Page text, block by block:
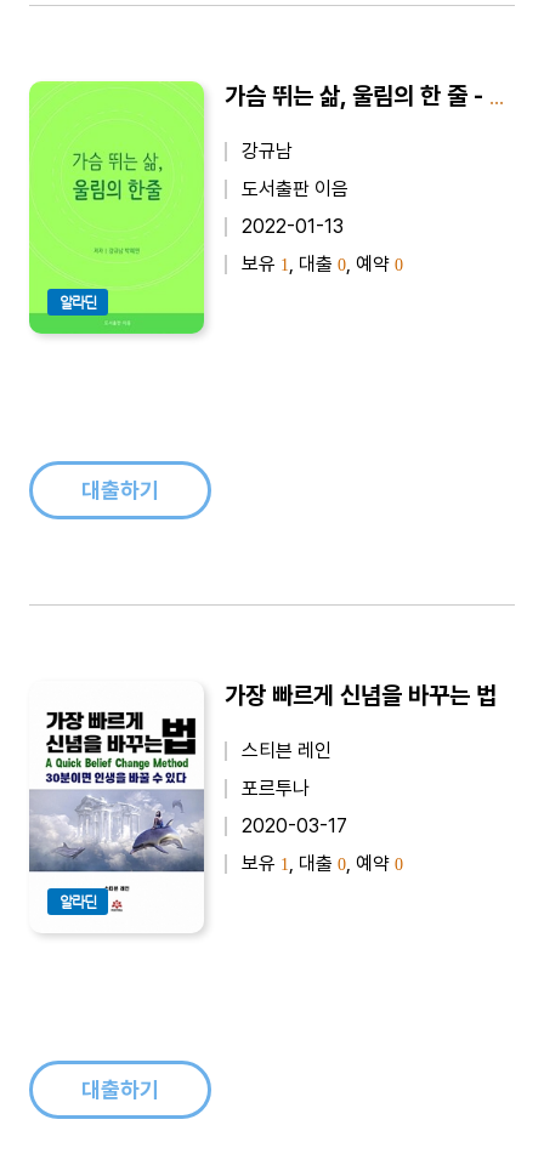
알라딘
가슴 뛰는 삶, 울림의 한 줄 - 빛나는 미래 3분 셀프 리더십 항상 좋은 결과를 기대하라
강규남
도서출판 이음
2022-01-13
보유 1 , 대출 0 , 예약 0
대출하기
알라딘
가장 빠르게 신념을 바꾸는 법
스티븐 레인
포르투나
2020-03-17
보유 1 , 대출 0 , 예약 0
대출하기